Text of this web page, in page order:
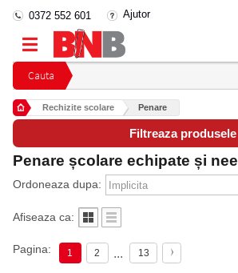
Cauta
0372 552 601 Ajutor
Rechizite scolare Penare
Filtreaza produsele
Penare școlare echipate și
Ordoneaza dupa:
Afiseaza ca:
Pagina: 1 2 ... 13